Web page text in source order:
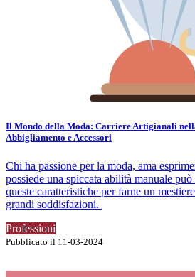
Il Mondo della Moda: Carriere Artigianali
Abbigliamento e Accessori
Chi ha passione per la moda, ama
possiede una spiccata abilità manuale
queste caratteristiche per farne un
grandi soddisfazioni.
Professioni
Pubblicato il 11-03-2024